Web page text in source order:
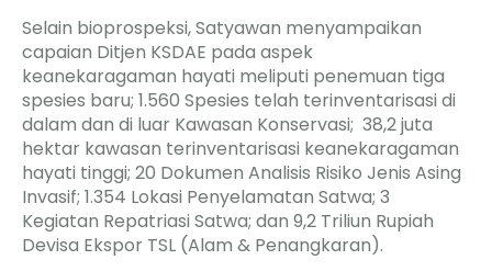
Selain bioprospeksi, Satyawan menyampaikan
capaian Ditjen KSDAE pada aspek
keanekaragaman hayati meliputi penemuan tiga
spesies baru; 1.560 Spesies telah terinventarisasi di
dalam dan di luar Kawasan Konservasi; 38,2 juta
hektar kawasan terinventarisasi keanekaragaman
hayati tinggi; 20 Dokumen Analisis Risiko Jenis Asing
Invasif; 1.354 Lokasi Penyelamatan Satwa; 3
Kegiatan Repatriasi Satwa; dan 9,2 Triliun Rupiah
Devisa Ekspor TSL (Alam & Penangkaran).